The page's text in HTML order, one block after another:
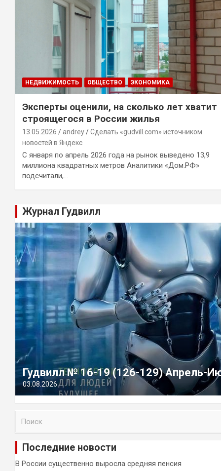
НЕДВИЖИМОСТЬ ОБЩЕСТВО ЭКОНОМИКА
Эксперты оценили, на сколько лет хватит
строящегося в России жилья
13.05.2026 andrey
Сделать «gudvill.com» источником
новостей в Яндекс
С января по апрель 2026 года на рынок выведено 13,9
миллиона квадратных метров Аналитики «Дом.РФ»
подсчитали,…
Журнал Гудвилл
Гудвилл № 16-19 (126-129) Апрель-
03.08.2026
и
Последние новости
В России существенно выросла средняя пенсия